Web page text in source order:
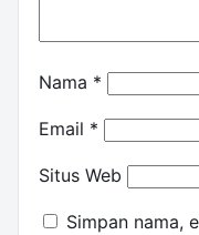
Nama *
Email *
Situs Web
Simpan nama,